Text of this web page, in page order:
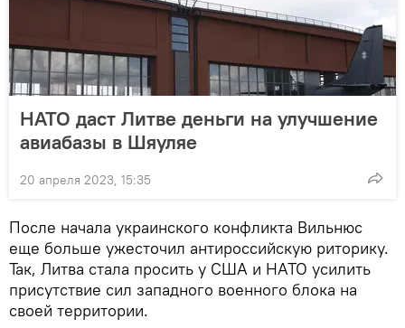
НАТО даст Литве деньги на улучшение
авиабазы в Шяуляе
20 апреля 2023, 15:35
После начала украинского конфликта Вильнюс
еще больше ужесточил антироссийскую риторику.
Так, Литва стала просить у США и НАТО усилить
присутствие сил западного военного блока на
своей территории.